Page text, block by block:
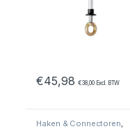
€45,98 €38,00Excl. BTW
Haken & Connectoren,